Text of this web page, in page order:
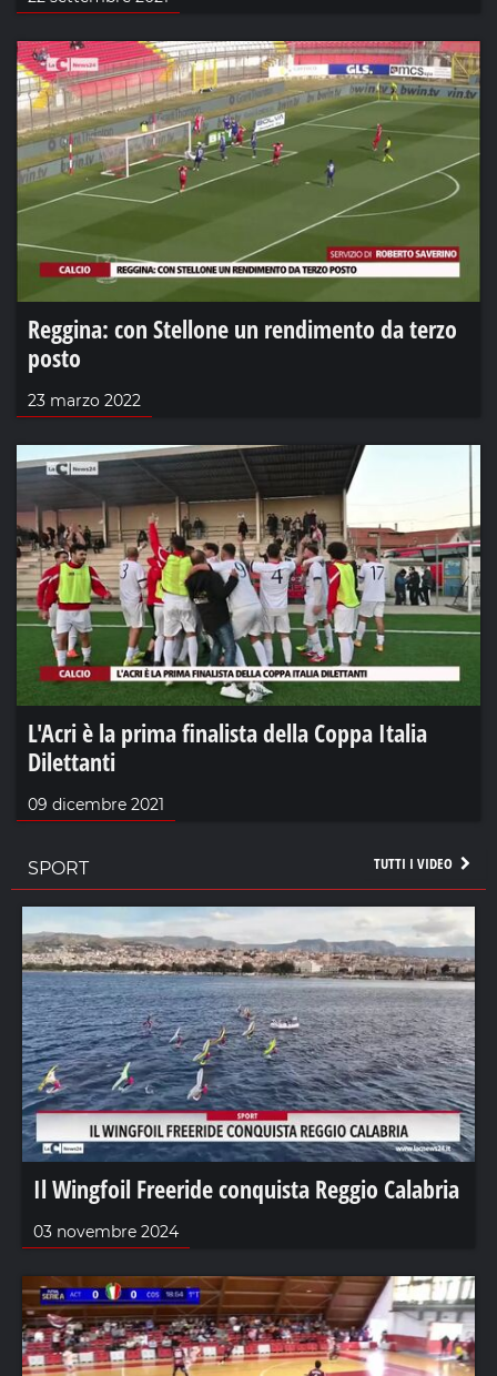
Reggina: con Stellone un rendimento da terzo
posto
23 marzo 2022
L'Acri è la prima finalista della Coppa Italia
Dilettanti
09 dicembre 2021
TUTTI I VIDEO
SPORT
Il Wingfoil Freeride conquista Reggio Calabria
03 novembre 2024